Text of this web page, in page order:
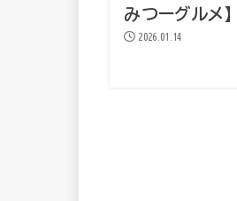
みつーグルメ】
2026.01.14